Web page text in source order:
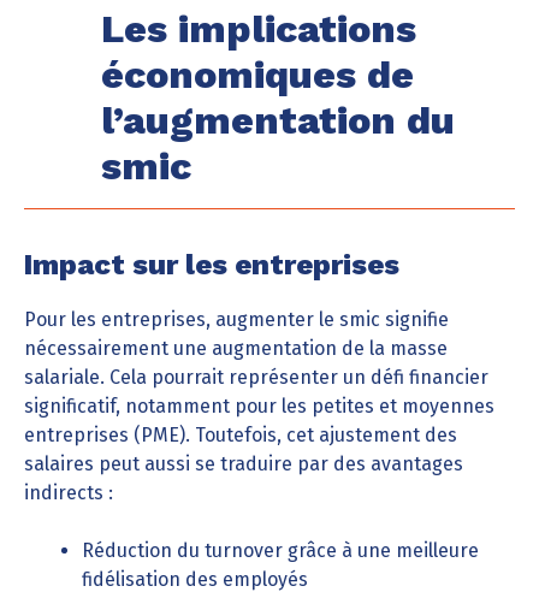
Les implications
économiques de
l’augmentation du
smic
Impact sur les entreprises
Pour les entreprises, augmenter le smic signifie
nécessairement une augmentation de la masse
salariale. Cela pourrait représenter un défi financier
significatif, notamment pour les petites et moyennes
entreprises (PME). Toutefois, cet ajustement des
salaires peut aussi se traduire par des avantages
indirects :
Réduction du turnover grâce à une meilleure
fidélisation des employés